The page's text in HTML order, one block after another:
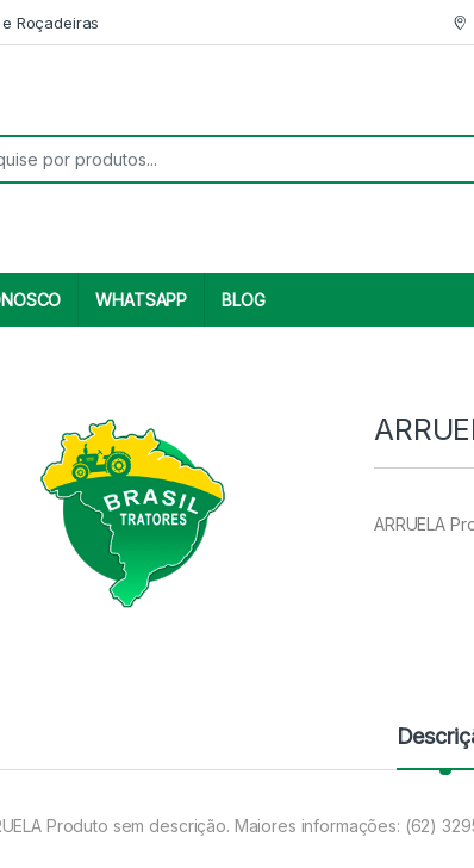
Roçadeiras
WHATSAPP BLOG
ARRUELA
Produto sem descrição. Maiores informações: (62)